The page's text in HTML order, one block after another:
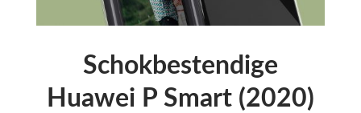
Schokbestendige
Huawei P Smart (2020)